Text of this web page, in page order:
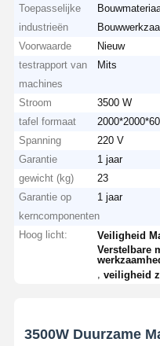
Toepasselijke
industrieën
Voorwaarde
Nieuw
testrapport van
machines
Mits
Stroom
3500 W
tafel formaat
Spanning
220 V
Garantie
1 jaar
gewicht (kg)
23
Garantie op
kerncomponenten
1 jaar
Hoog licht: Veiligheid
Verstelbare
,veiligheid
3500W Duurzame